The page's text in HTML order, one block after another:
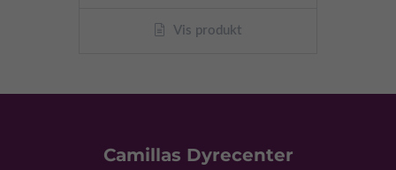
Vis produkt
Camillas Dyrecenter